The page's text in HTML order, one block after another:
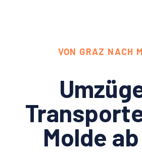
VON GRAZ NACH
Molde